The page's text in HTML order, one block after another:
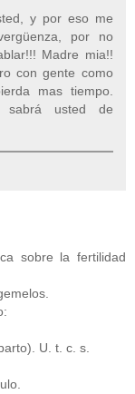
y por eso me
por no
Madre mia!!
con gente como
mas tiempo.
sabrá usted de
sobre la fertilidad
U. t. c. s.